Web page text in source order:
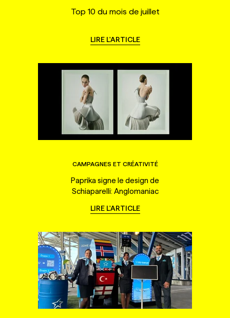
Top 10 du mois de juillet
LIRE L'ARTICLE
CAMPAGNES ET CRÉATIVITÉ
Paprika signe le design de
Schiaparelli: Anglomaniac
LIRE L'ARTICLE